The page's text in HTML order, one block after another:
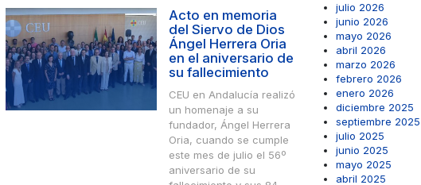
Acto en memoria
del Siervo de Dios
Ángel Herrera Oria
en el aniversario de
su fallecimiento
CEU en Andalucía realizó
un homenaje a su
fundador, Ángel Herrera
Oria, cuando se cumple
este mes de julio el 56º
aniversario de su
julio 2026
junio 2026
mayo 2026
abril 2026
marzo 2026
febrero 2026
enero 2026
diciembre 2025
septiembre 2025
julio 2025
junio 2025
mayo 2025
abril 2025